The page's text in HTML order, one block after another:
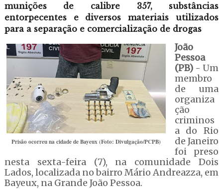
munições de calibre 357, substâncias
entorpecentes e diversos materiais utilizados
para a separação e comercialização de drogas
Prisão ocorreu na cidade de Bayeux (Foto: Divulgação/PCPB)
João
Pessoa
(PB)- Um
membro
de uma
organiza
ção
criminos
a do Rio
de Janeiro
foi preso
nesta sexta-feira (7), na comunidade Dois
Lados, localizada no bairro Mário Andreazza, em
Bayeux, na Grande João Pessoa.